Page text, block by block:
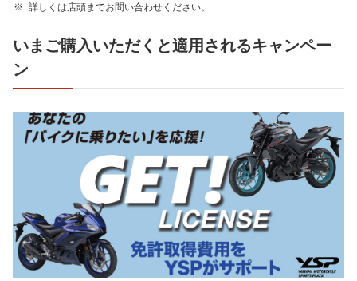
詳しくは店頭までお問い合わせください。
いまご購入いただくと適用されるキャンペー
ン